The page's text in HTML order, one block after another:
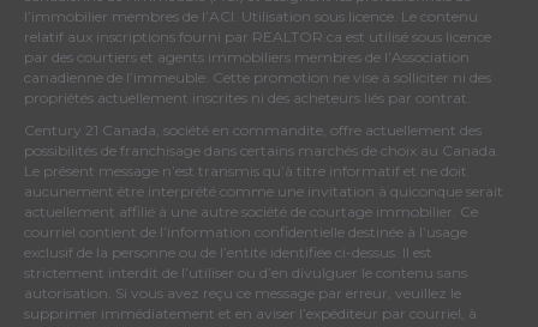
l’immobilier membres de l’ACI. Utilisation sous licence. Le contenu
relatif aux inscriptions fourni par REALTOR.ca est utilisé sous licence
par des courtiers et agents immobiliers membres de l’Association
canadienne de l’immeuble . Cette promotion ne vise à solliciter ni des
propriétés actuellement inscrites ni des acheteurs liés par contrat.
Century 21 Canada, société en commandite, offre actuellement des
possibilités de franchisage dans certains marchés de choix au Canada.
Le présent message n’est transmis qu’à titre informatif et ne doit
aucunement être interprété comme une invitation à quiconque serait
actuellement affilié à une autre société de courtage immobilier. Ce
courriel contient de l’information confidentielle destinée à l’usage
exclusif de la personne ou de l’entité identifiée ci-dessus. Il est
strictement interdit de l’utiliser ou d’en divulguer le contenu sans
autorisation. Si vous avez reçu ce message par erreur, veuillez le
supprimer immédiatement et en aviser l’expéditeur par courriel, à